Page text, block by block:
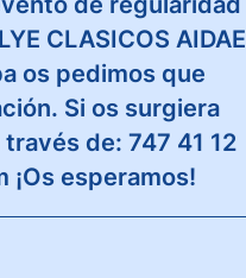
CLASICOS AIDAE
os pedimos que
Si os surgiera
de: 747 41 12
esperamos!